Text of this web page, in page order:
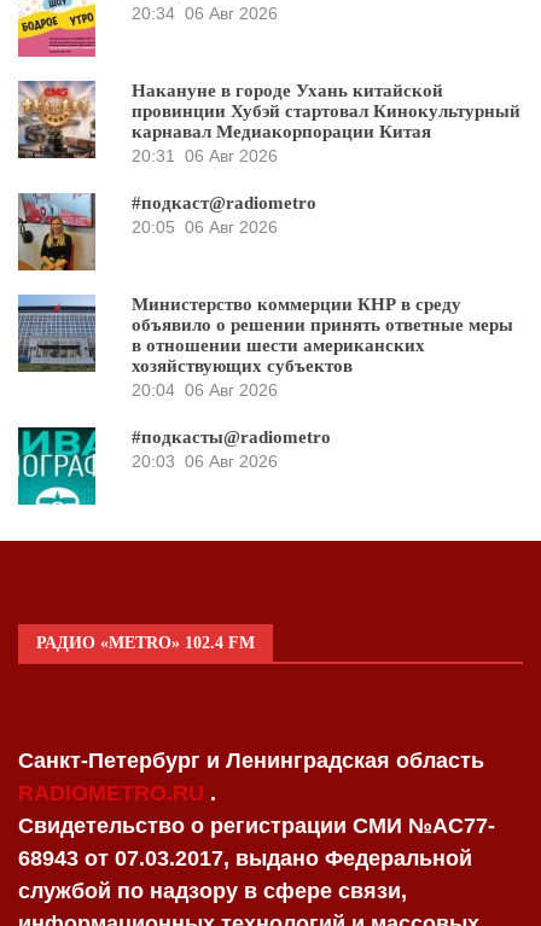
20:34 06 Авг 2026
Накануне в городе Ухань китайской
провинции Хубэй стартовал Кинокультурный
карнавал Медиакорпорации Китая
20:31
06 Авг 2026
#подкаст@radiometro
20:05 06 Авг 2026
Министерство коммерции КНР в среду
объявило о решении принять ответные меры
в отношении шести американских
хозяйствующих субъектов
20:04 06 Авг 2026
#подкасты@radiometro
20:03 06 Авг 2026
РАДИО «METRO» 102.4 FM
Санкт-Петербург и Ленинградская область
RADIOMETRO.RU .
Свидетельство о регистрации СМИ №AC77-
68943 от 07.03.2017, выдано Федеральной
службой по надзору в сфере связи,